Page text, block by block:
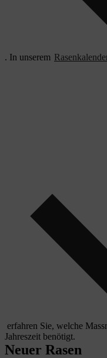
. In unserem
erfahren Sie, welche
Jahreszeit benötigt.
Neuer Rasen